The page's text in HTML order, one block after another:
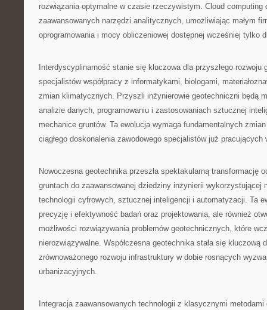
rozwiązania optymalne w czasie rzeczywistym. Cloud computing
zaawansowanych narzędzi analitycznych, umożliwiając małym
oprogramowania i mocy obliczeniowej dostępnej wcześniej tylko
Interdyscyplinarność stanie się kluczowa dla przyszłego rozwoju
specjalistów współpracy z informatykami, biologami,
zmian klimatycznych. Przyszli inżynierowie geotechniczni będą
analizie danych, programowaniu i zastosowaniach sztucznej
mechanice gruntów. Ta ewolucja wymaga fundamentalnych
ciągłego doskonalenia zawodowego specjalistów już pracujących
Nowoczesna geotechnika przeszła spektakularną transformację
gruntach do zaawansowanej dziedziny inżynierii wykorzystującej
technologii cyfrowych, sztucznej inteligencji i automatyzacji. Ta
precyzję i efektywność badań oraz projektowania, ale również
możliwości rozwiązywania problemów geotechnicznych, które
nierozwiązywalne. Współczesna geotechnika stała się kluczową
zrównoważonego rozwoju infrastruktury w dobie rosnących
urbanizacyjnych.
Integracja zaawansowanych technologii z klasycznymi